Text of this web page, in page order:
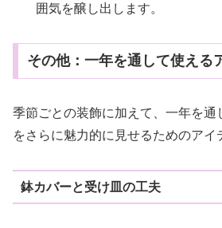
囲気を醸し出します。
その他：一年を通して使える
季節ごとの装飾に加えて、一年を通
をさらに魅力的に見せるためのアイ
鉢カバーと受け皿の工夫